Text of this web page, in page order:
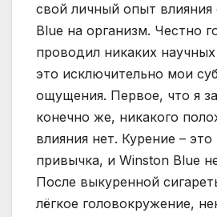
свой личный опыт влияния
Blue на организм. Честно
проводил никаких
это исключительно мои
ощущения. Первое, что я
конечно же, никакого
влияния нет. Курение –
привычка, и Winston Blue
После выкуренной
лёгкое головокружение,